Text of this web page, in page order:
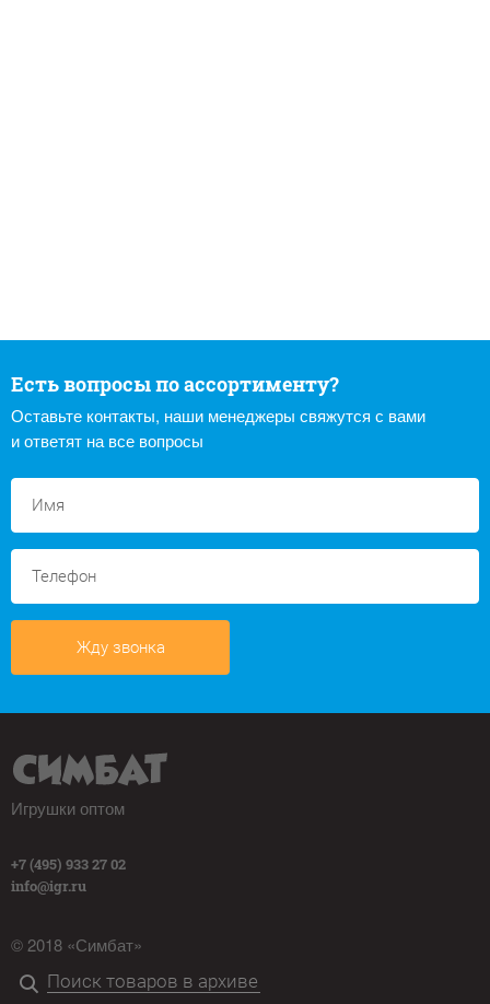
Есть вопросы по ассортименту?
Оставьте контакты, наши менеджеры свяжутся с вами
и ответят на все вопросы
Жду звонка
Игрушки оптом
+7 (495) 933 27 02
info@igr.ru
© 2018 «Симбат»